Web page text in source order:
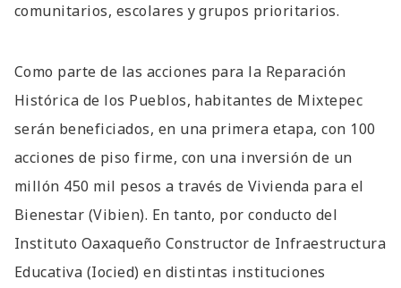
comunitarios, escolares y grupos prioritarios.
Como parte de las acciones para la Reparación
Histórica de los Pueblos, habitantes de Mixtepec
serán beneficiados, en una primera etapa, con 100
acciones de piso firme, con una inversión de un
millón 450 mil pesos a través de Vivienda para el
Bienestar (Vibien). En tanto, por conducto del
Instituto Oaxaqueño Constructor de Infraestructura
Educativa (Iocied) en distintas instituciones